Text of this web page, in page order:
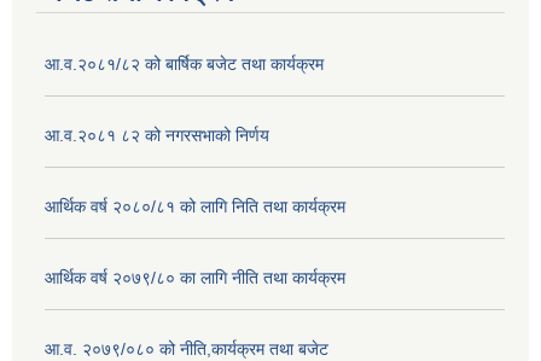
आ.व.२०८१/८२ को बार्षिक बजेट तथा कार्यक्रम
आ.व.२०८१ ८२ को नगरसभाको निर्णय
आर्थिक वर्ष २०८०/८१ को लागि निति तथा कार्यक्रम
आर्थिक वर्ष २०७९/८० का लागि नीति तथा कार्यक्रम
आ.व. २०७९/०८० को नीति,कार्यक्रम तथा बजेट